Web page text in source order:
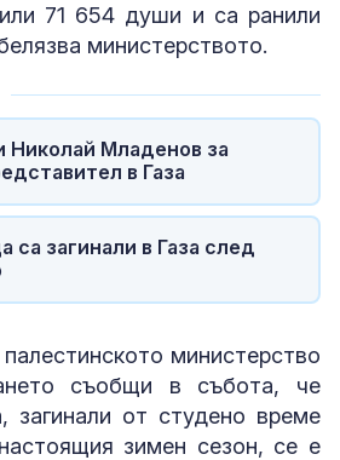
71 654 души и са ранили
министерството.
Николай Младенов за
в Газа
са загинали в Газа след
министерство
съобщи в събота, че
загинали от студено време
зимен сезон, се е